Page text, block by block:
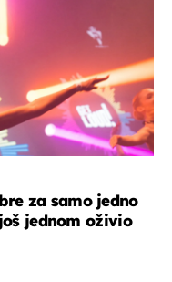
za samo jedno
jednom oživio